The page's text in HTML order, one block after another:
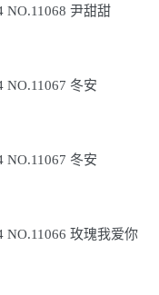
NO.11068 尹甜甜
NO.11067 冬安
NO.11067 冬安
NO.11066 玫瑰我爱你